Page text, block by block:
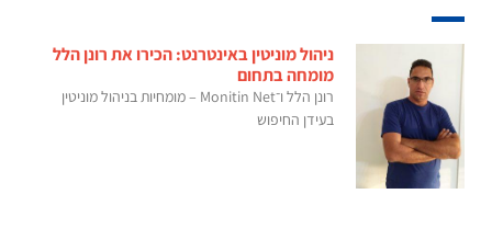
ניהול מוניטין באינטרנט: הכירו את רונן הלל
מומחה בתחום
רונן הלל ו־Monitin Net – מומחיות בניהול מוניטין
בעידן החיפוש